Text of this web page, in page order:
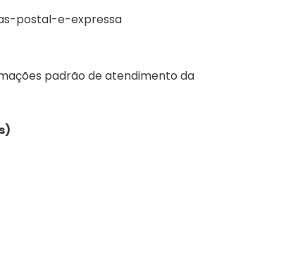
postal-e-expressa
padrão de atendimento da